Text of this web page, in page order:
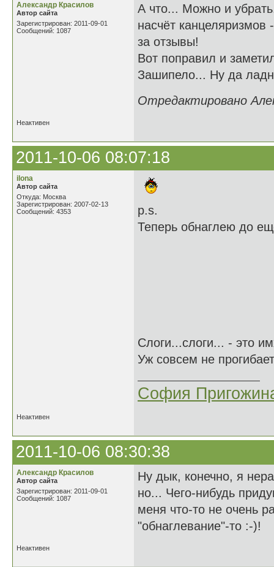
Александр Красилов
Автор сайта
Зарегистрирован: 2011-09-01
Сообщений: 1087
А что... Можно и
насчёт
за отзывы!
Вот поправил и
Зашипело... Ну да
Отредактировано
Неактивен
2011-10-06 08:07:18
ilona
Автор сайта
Откуда: Москва
Зарегистрирован: 2007-02-13
Сообщений: 4353
p.s.
Теперь обнаглею до
Слоги...слоги... - это
Уж совсем не
София
Неактивен
2011-10-06 08:30:38
Александр Красилов
Автор сайта
Зарегистрирован: 2011-09-01
Сообщений: 1087
Ну дык, конечно, я
но... Чего-нибудь
меня что-то не очень
"обнаглевание"-то :-)!
Неактивен